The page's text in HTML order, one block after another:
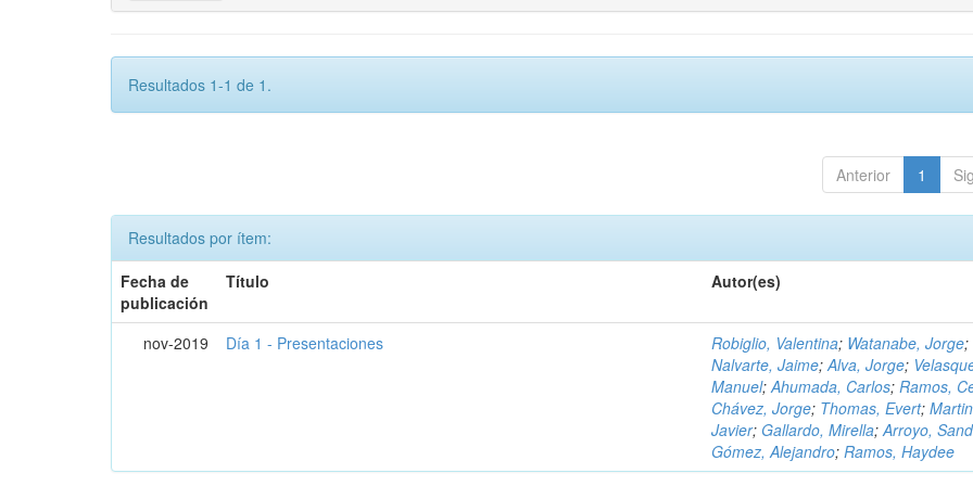
Resultados 1-1 de 1.
Anterior 1
Resultados por ítem:
Fecha de
publicación
Título Autor(es)
nov-2019 Día 1 - Presentaciones Robiglio, Valentina; Watanabe, Jorge;
Nalvarte, Jaime;Alva, Jorge;
Manuel;Ahumada, Carlos;Ramos,
Chávez, Jorge; Thomas, Evert;
Javier; Gallardo, Mirella;Arroyo,
Gómez, Alejandro;Ramos, Haydee